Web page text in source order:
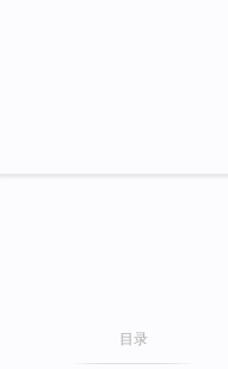
目录